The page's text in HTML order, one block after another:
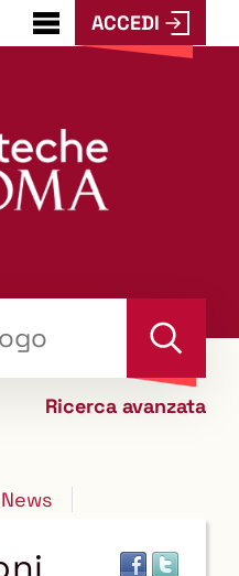
???
menu.button???
ACCEDI
Cerca
Ricerca avanzata